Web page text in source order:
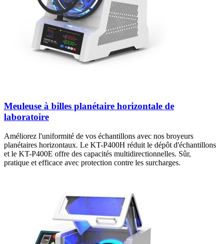
Meuleuse à billes planétaire horizontale de
laboratoire
Améliorez l'uniformité de vos échantillons avec nos broyeurs
planétaires horizontaux. Le KT-P400H réduit le dépôt d'échantillons
et le KT-P400E offre des capacités multidirectionnelles. Sûr,
pratique et efficace avec protection contre les surcharges.